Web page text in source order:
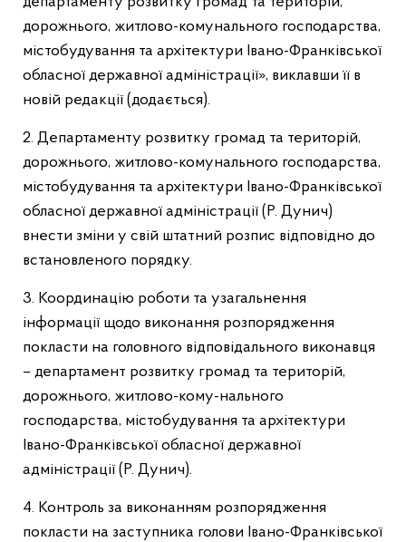
дорожнього, житлово-комунального господарства,
містобудування та архітектури Івано-Франківської
обласної державної адміністрації», виклавши її в
новій редакції (додається).
2. Департаменту розвитку громад та територій,
дорожнього, житлово-комунального господарства,
містобудування та архітектури Івано-Франківської
обласної державної адміністрації (Р. Дунич)
внести зміни у свій штатний розпис відповідно до
встановленого порядку.
3. Координацію роботи та узагальнення
інформації щодо виконання розпорядження
покласти на головного відповідального виконавця
– департамент розвитку громад та територій,
дорожнього, житлово-кому-нального
господарства, містобудування та архітектури
Івано-Франківської обласної державної
адміністрації (Р. Дунич).
4. Контроль за виконанням розпорядження
покласти на заступника голови Івано-Франківської